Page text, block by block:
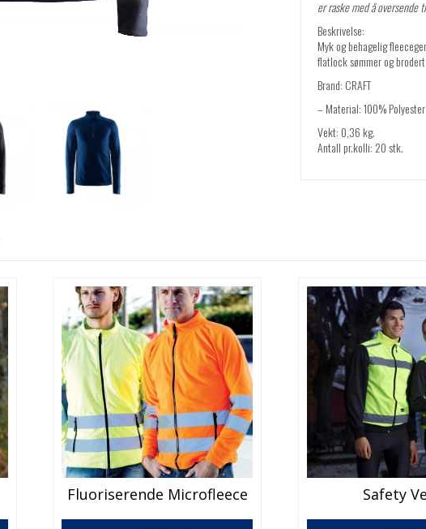
er raske med å oversende
Beskrivelse:
Myk og behagelig
flatlock sømmer og
Brand: CRAFT
– Material: 100% Polyester
Vekt: 0,36 kg.
Antall pr.kolli: 20 stk.
Fluoriserende Microfleece Safety